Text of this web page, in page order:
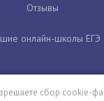
Отзывы
онлайн-школы ЕГЭ
сбор cookie-